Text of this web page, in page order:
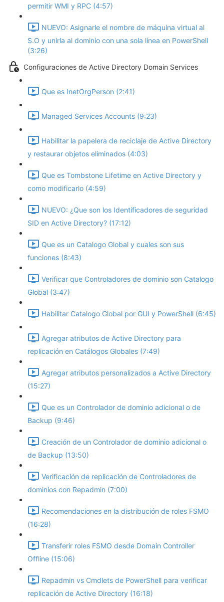
permitir WMI y RPC (4:57)
NUEVO: Asignarle el nombre de máquina virtual al
S.O y unirla al dominio con una sola línea en PowerShell
(3:26)
Configuraciones de Active Directory Domain Services
Que es InetOrgPerson (2:41)
Managed Services Accounts (9:23)
Habilitar la papelera de reciclaje de Active Directory
y restaurar objetos eliminados (4:03)
Que es Tombstone Lifetime en Active Directory y
como modificarlo (4:59)
NUEVO: ¿Que son los Identificadores de seguridad
SID en Active Directory? (17:12)
Que es un Catalogo Global y cuales son sus
funciones (8:43)
Verificar que Controladores de dominio son Catalogo
Global (3:47)
Habilitar Catalogo Global por GUI y PowerShell (6:45)
Agregar atributos de Active Directory para
replicación en Catálogos Globales (7:49)
Agregar atributos personalizados a Active Directory
(15:27)
Que es un Controlador de dominio adicional o de
Backup (9:46)
Creación de un Controlador de dominio adicional o
de Backup (13:50)
Verificación de replicación de Controladores de
dominios con Repadmin (7:00)
Recomendaciones en la distribución de roles FSMO
(16:28)
Transferir roles FSMO desde Domain Controller
Offline (15:06)
Repadmin vs Cmdlets de PowerShell para verificar
replicación de Active Directory (16:18)